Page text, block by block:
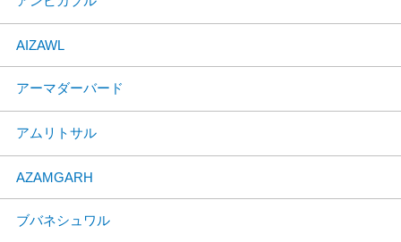
AIZAWL
アーマダーバード
アムリトサル
AZAMGARH
ブバネシュワル